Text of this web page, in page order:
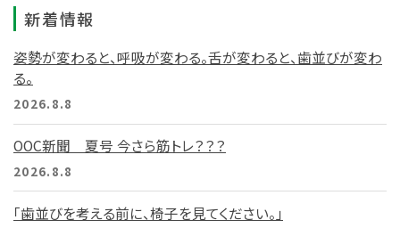
新着情報
姿勢が変わると、呼吸が変わる。舌が変わると、歯並びが変わ
る。
2026.8.8
OOC新聞 夏号 今さら筋トレ？？？
2026.8.8
「歯並びを考える前に、椅子を見てください。」